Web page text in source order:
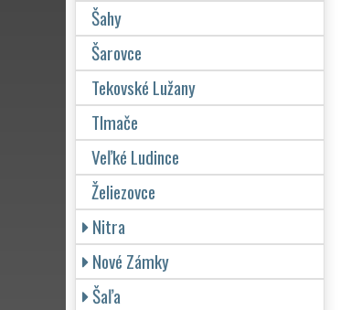
Šahy
Šarovce
Tekovské Lužany
Tlmače
Veľké Ludince
Želiezovce
Nitra
Nové Zámky
Šaľa